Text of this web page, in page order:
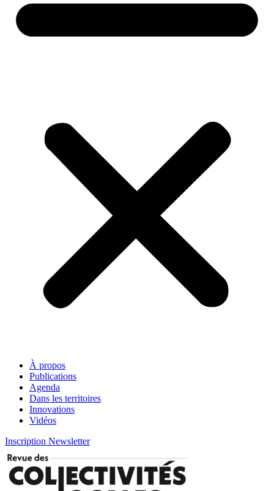
À propos
Publications
Agenda
Dans les territoires
Innovations
Vidéos
Inscription Newsletter